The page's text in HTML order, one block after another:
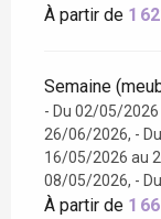
À partir de 1
Semaine
- Du 02/05/
26/06/2026, -
16/05/2026 au
08/05/2026, -
À partir de 1